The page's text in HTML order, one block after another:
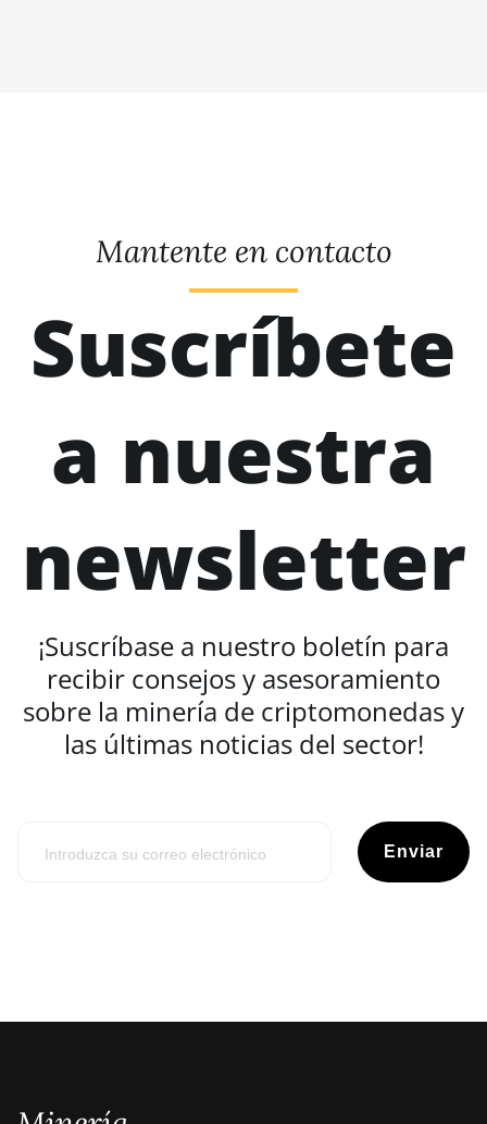
Mantente en contacto
Suscríbete
a nuestra
newsletter
¡Suscríbase a nuestro boletín para
recibir consejos y asesoramiento
sobre la minería de criptomonedas y
las últimas noticias del sector!
Enviar